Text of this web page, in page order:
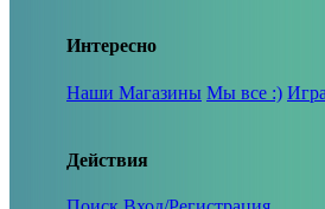
Интересно
Наши Магазины Мы все :)
Действия